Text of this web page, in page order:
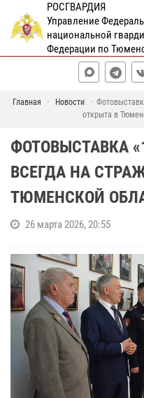
РОСГВАРДИЯ
Управление
национальной
Федерации по
Главная Новости
открыта в
ФОТОВЫСТАВКА
ВСЕГДА НА
ТЮМЕНСКОЙ
26 марта 2026, 20:55